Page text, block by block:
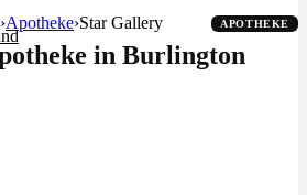
›Apotheke›Star Gallery APOTHEKE
in Burlington